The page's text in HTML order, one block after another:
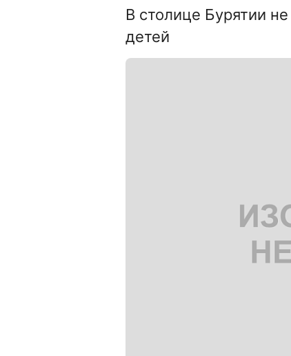
В столице Бурятии
детей